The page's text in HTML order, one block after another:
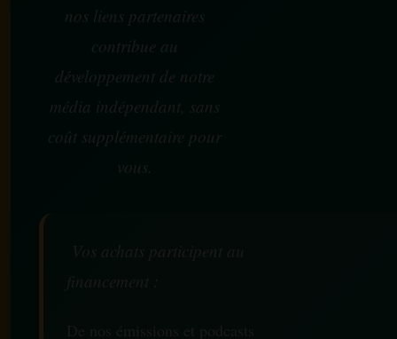
nos liens partenaires
contribue au
développement de notre
média indépendant, sans
coût supplémentaire pour
vous.